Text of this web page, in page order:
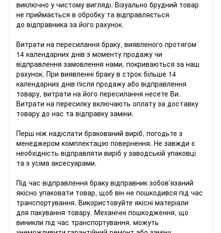
виключно у чистому вигляді. Візуально брудний товар
не приймається в обробку та відправляється
до відправника за його рахунок.
Витрати на пересилання браку, виявленого протягом
14 календарних днів з моменту продажу чи
відправлення замовлення нами, покриваються за наш
рахунок. При виявленні браку в строк більше 14
календарних днів після продажу або відправлення
товару, витрати на його пересилання несете Ви.
Витрати на пересилку включають оплату за доставку
товару до нас та відправку заміни.
Перш ніж надіслати бракований виріб, погодьте з
менеджером комплектацію повернення. Не завжди є
необхідність відправляти виріб у заводській упаковці
та з усіма аксесуарами.
Під час відправлення браку відправник зобов’язаний
якісно упаковати товар, щоб він не пошкодився під час
транспортування. Використовуйте якісні матеріали
для пакування товару. Механічні пошкодження, що
виникли під час транспортування, можуть